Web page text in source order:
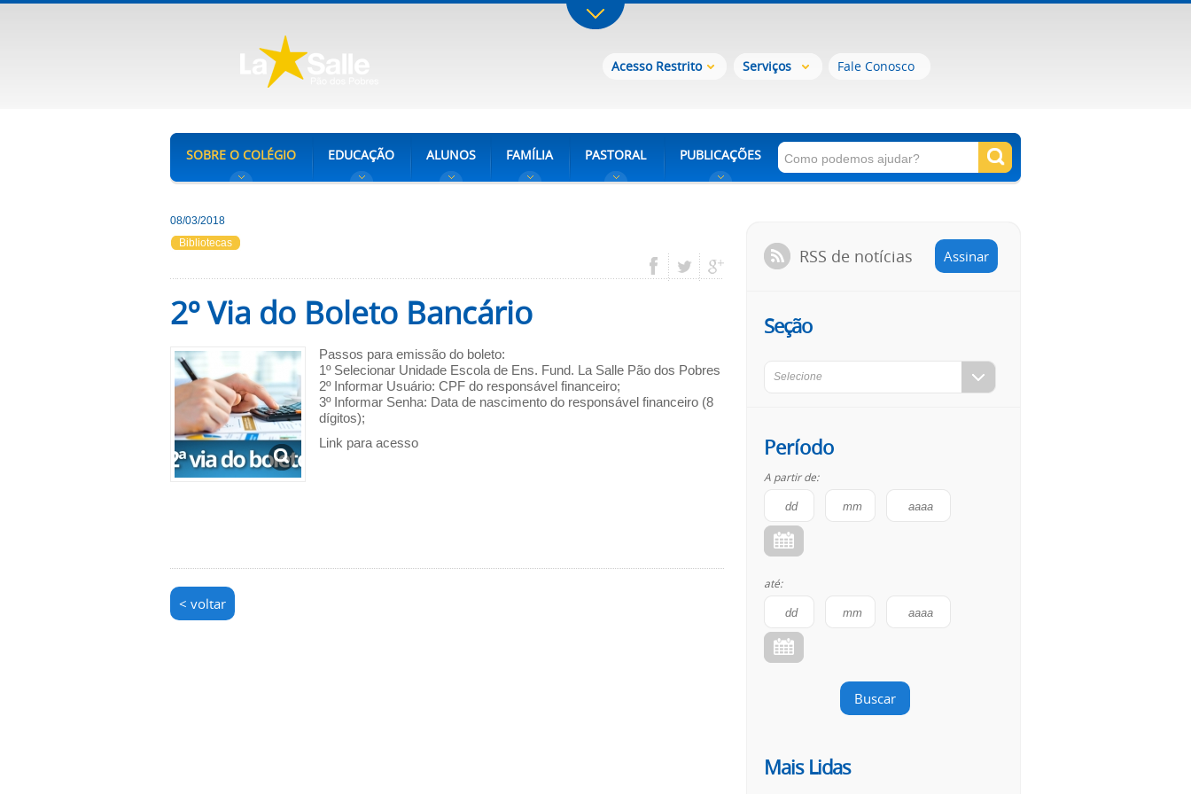
Acesso Restrito Serviços Fale Conosco
SOBRE O COLÉGIO EDUCAÇÃO ALUNOS FAMÍLIA PASTORAL PUBLICAÇÕES
08/03/2018
Bibliotecas
2º Via do Boleto Bancário
Passos para emissão do boleto:
1º Selecionar Unidade Escola de Ens. Fund. La Salle Pão dos Pobres
2º Informar Usuário: CPF do responsável financeiro;
3º Informar Senha: Data de nascimento do responsável financeiro (8
dígitos);
Link para acesso
< voltar
RSS de notícias Assinar
Seção
Selecione
Período
A partir de:
até:
Buscar
Mais Lidas